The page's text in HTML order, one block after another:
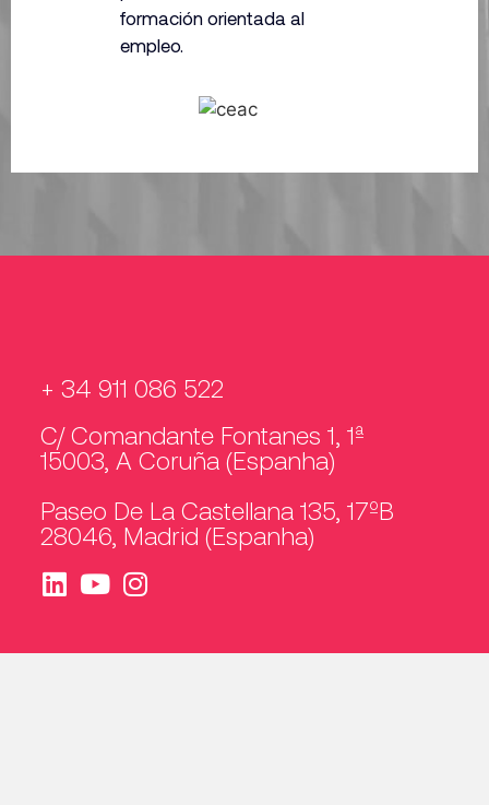
formación orientada al
empleo.
+ 34 911 086 522
C/ Comandante Fontanes 1, 1ª
15003, A Coruña (Espanha)
Paseo De La Castellana 135, 17ºB
28046, Madrid (Espanha)